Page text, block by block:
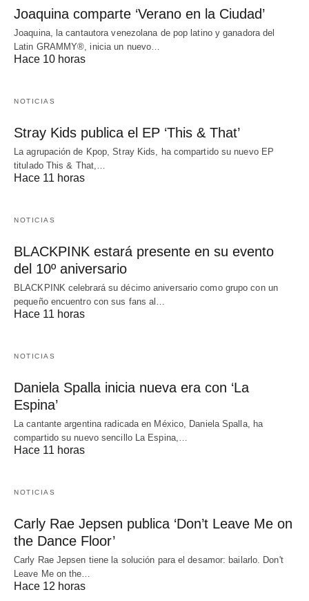
Joaquina comparte ‘Verano en la Ciudad’
Joaquina, la cantautora venezolana de pop latino y ganadora del
Latin GRAMMY®, inicia un nuevo…
Hace 10 horas
NOTICIAS
Stray Kids publica el EP ‘This & That’
La agrupación de Kpop, Stray Kids, ha compartido su nuevo EP
titulado This & That,…
Hace 11 horas
NOTICIAS
BLACKPINK estará presente en su evento
del 10º aniversario
BLACKPINK celebrará su décimo aniversario como grupo con un
pequeño encuentro con sus fans al…
Hace 11 horas
NOTICIAS
Daniela Spalla inicia nueva era con ‘La
Espina’
La cantante argentina radicada en México, Daniela Spalla, ha
compartido su nuevo sencillo La Espina,…
Hace 11 horas
NOTICIAS
Carly Rae Jepsen publica ‘Don’t Leave Me on
the Dance Floor’
Carly Rae Jepsen tiene la solución para el desamor: bailarlo. Don't
Leave Me on the…
Hace 12 horas